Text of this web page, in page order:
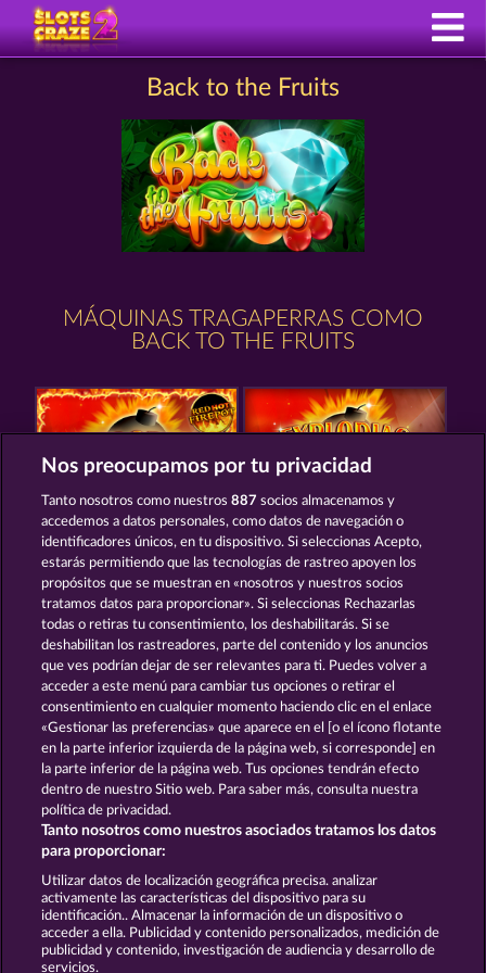
Back to the Fruits
MÁQUINAS TRAGAPERRAS COMO
BACK TO THE FRUITS
EXPLODIAC RHFP EXPLODIAC MAXI PLAY
100 FLARING FRUITS FANCY FRUITS
Términos y condiciones
Declaración de privacidad
Empresa
Enviar solicitud de desistimiento
Nos preocupamos por tu privacidad
Tanto nosotros como nuestros887 socios almacenamos y
accedemos a datos personales, como datos de navegación o
identificadores únicos, en tu dispositivo. Si seleccionas Acepto,
estarás permitiendo que las tecnologías de rastreo apoyen los
propósitos que se muestran en «nosotros y nuestros socios
tratamos datos para proporcionar». Si seleccionas Rechazarlas
todas o retiras tu consentimiento, los deshabilitarás. Si se
deshabilitan los rastreadores, parte del contenido y los anuncios
que ves podrían dejar de ser relevantes para ti. Puedes volver a
acceder a este menú para cambiar tus opciones o retirar el
consentimiento en cualquier momento haciendo clic en el enlace
«Gestionar las preferencias» que aparece en el [o el ícono flotante
en la parte inferior izquierda de la página web, si corresponde] en
la parte inferior de la página web. Tus opciones tendrán efecto
dentro de nuestro Sitio web. Para saber más, consulta nuestra
política de privacidad.
Tanto nosotros como nuestros asociados tratamos los datos
para proporcionar:
Utilizar datos de localización geográfica precisa. analizar
activamente las características del dispositivo para su
identificación.. Almacenar la información de un dispositivo o
acceder a ella. Publicidad y contenido personalizados, medición de
publicidad y contenido, investigación de audiencia y desarrollo de
servicios.